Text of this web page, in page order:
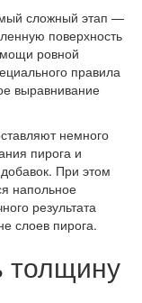
сложный этап —
поверхность
ровной
правила
выравнивание
немного
пирога и
При этом
напольное
результата
слоев пирога.
толщину